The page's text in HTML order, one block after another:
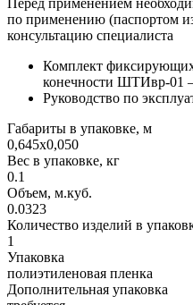
по применению (паспортом
консультацию специалиста
Комплект
конечности ШТИвр-01
Руководство по
Габариты в упаковке, м
0,645x0,050
Вес в упаковке, кг
0.1
Объем, м.куб.
0.0323
Количество изделий в
1
Упаковка
полиэтиленовая пленка
Дополнительная упаковка